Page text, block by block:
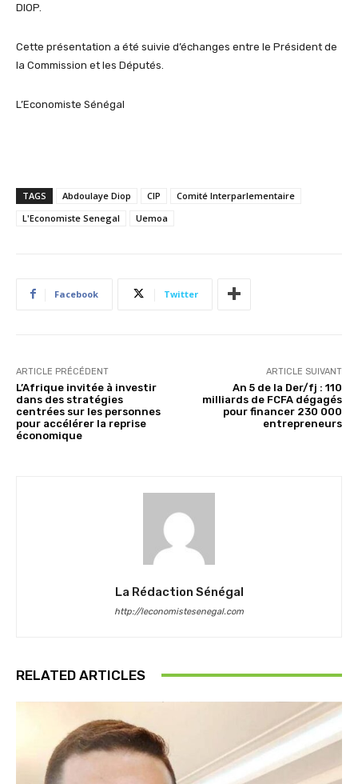
DIOP.
Cette présentation a été suivie d’échanges entre le Président de
la Commission et les Députés.
L’Economiste Sénégal
TAGS Abdoulaye Diop CIP
Comité Interparlementaire
L'Economiste Senegal
Uemoa
Facebook Twitter
ARTICLE PRÉCÉDENT
L’Afrique invitée à investir
dans des stratégies
centrées sur les personnes
pour accélérer la reprise
économique
ARTICLE SUIVANT
An 5 de la Der/fj : 110
milliards de FCFA dégagés
pour financer 230 000
entrepreneurs
La Rédaction Sénégal
http://leconomistesenegal.com
RELATED ARTICLES